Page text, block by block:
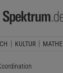
KULTUR
Seite: